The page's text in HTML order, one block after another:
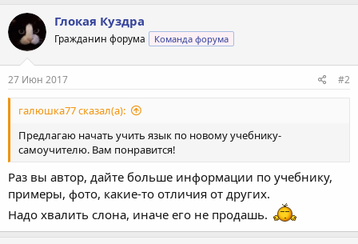
Глокая Куздра
Гражданин форума Команда форума
27 Июн 2017 #2
галюшка77 сказал(а):
Предлагаю начать учить язык по новому учебнику-
самоучителю. Вам понравится!
Раз вы автор, дайте больше информации по учебнику,
примеры, фото, какие-то отличия от других.
Надо хвалить слона, иначе его не продашь.